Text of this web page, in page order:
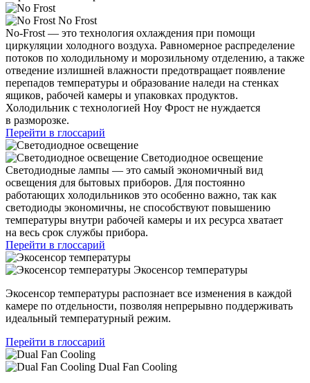
No Frost
No-Frost — это технология охлаждения при помощи
циркуляции холодного воздуха. Равномерное распределение
потоков по холодильному и морозильному отделению, а также
отведение излишней влажности предотвращает появление
перепадов температуры и образование наледи на стенках
ящиков, рабочей камеры и упаковках продуктов.
Холодильник с технологией Ноу Фрост не нуждается
в разморозке.
Перейти в глоссарий
Светодиодное освещение
Светодиодные лампы — это самый экономичный вид
освещения для бытовых приборов. Для постоянно
работающих холодильников это особенно важно, так как
светодиоды экономичны, не способствуют повышению
температуры внутри рабочей камеры и их ресурса хватает
на весь срок службы прибора.
Перейти в глоссарий
Экосенсор температуры
Экосенсор температуры распознает все изменения в каждой
камере по отдельности, позволяя непрерывно поддерживать
идеальный температурный режим.
Перейти в глоссарий
Dual Fan Cooling